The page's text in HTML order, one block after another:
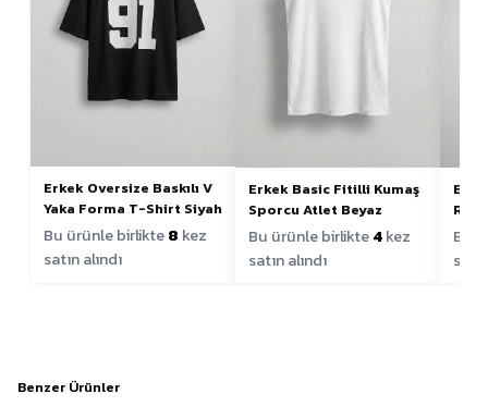
Erkek Oversize Baskılı V
Yaka Forma T-Shirt Siyah
Bu ürünle birlikte8 kez
satın alındı
Erkek Basic Fitilli Kumaş
Sporcu Atlet Beyaz
Bu ürünle birlikte4kez
satın alındı
Bu
Benzer Ürünler